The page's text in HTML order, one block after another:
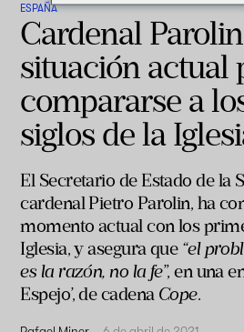
ESPAÑA
Cardenal
situación actual
compararse a
siglos de la
El Secretario de Estado de la
cardenal Pietro Parolin, ha
momento actual con los
Iglesia, y asegura que “el
es la razón, no la fe”, en una
Espejo’, de cadena Cope.